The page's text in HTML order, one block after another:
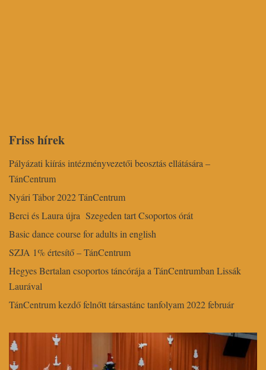
Friss hírek
Pályázati kiírás intézményvezetői beosztás ellátására –
TánCentrum
Nyári Tábor 2022 TánCentrum
Berci és Laura újra Szegeden tart Csoportos órát
Basic dance course for adults in english
SZJA 1% értesítő – TánCentrum
Hegyes Bertalan csoportos táncórája a TánCentrumban Lissák
Laurával
TánCentrum kezdő felnőtt társastánc tanfolyam 2022 február